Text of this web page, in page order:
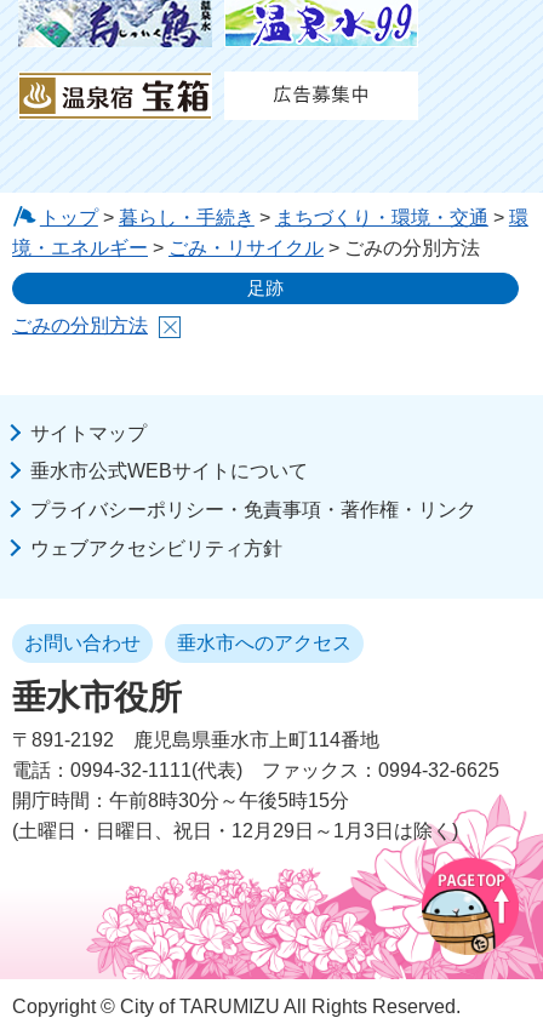
トップ> 暮らし・手続き > まちづくり・環境・交通 > 環
境・エネルギー > ごみ・リサイクル > ごみの分別方法
足跡
ごみの分別方法
サイトマップ
垂水市公式WEBサイトについて
プライバシーポリシー・免責事項・著作権・リンク
ウェブアクセシビリティ方針
垂水市役所
お問い合わせ 垂水市へのアクセス
〒891-2192
鹿児島県垂水市上町114番地
電話：0994-32-1111(代表)
ファックス：0994-32-6625
開庁時間：午前8時30分～午後5時15分
(土曜日・日曜日、祝日・12月29日～1月3日は除く)
Copyright © City of TARUMIZU All Rights Reserved.